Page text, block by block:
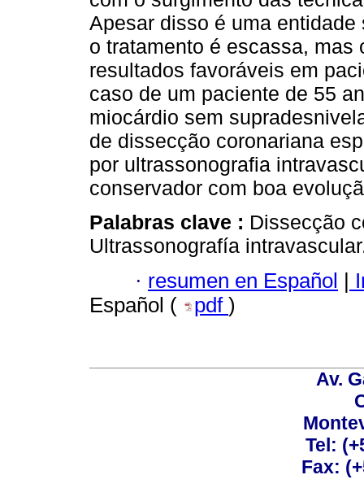
Apesar disso é uma
o tratamento é escassa, mas
resultados favoráveis em
caso de um paciente de 55
miocárdio sem
de dissecção coronariana
por ultrassonografia
conservador com boa
Palabras clave : Dissecção
Ultrassonografía
· resumen en Español |
Español (
pdf )
Av.
Tel:
Fax: